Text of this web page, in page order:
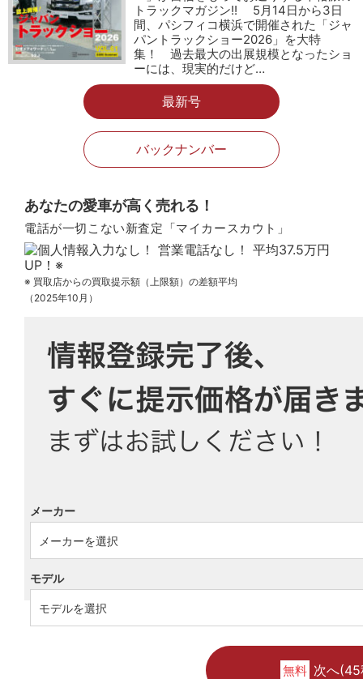
トラックマガジン!! 5月14日から3日
間、パシフィコ横浜で開催された「ジャ
パントラックショー2026」を大特
集！ 過去最大の出展規模となったショ
ーには、現実的だけど…
最新号
バックナンバー
あなたの愛車が高く売れる！
電話が一切こない新査定「マイカースカウト」
※ 買取店からの買取提示額（上限額）の差額平均
（2025年10月）
メーカー
モデル
無料 次へ